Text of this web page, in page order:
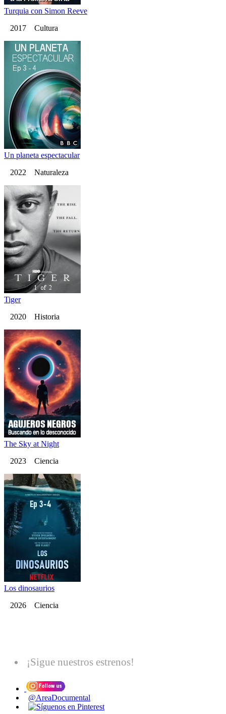
Turquia con Simon Reeve
2017 Cultura
Un planeta espectacular
2022 Naturaleza
Tiger
2020 Historia
The Sky at Night
2023 Ciencia
Los dinosaurios
2026 Ciencia
¡Sigue nuestros estrenos!
@AreaDocumental